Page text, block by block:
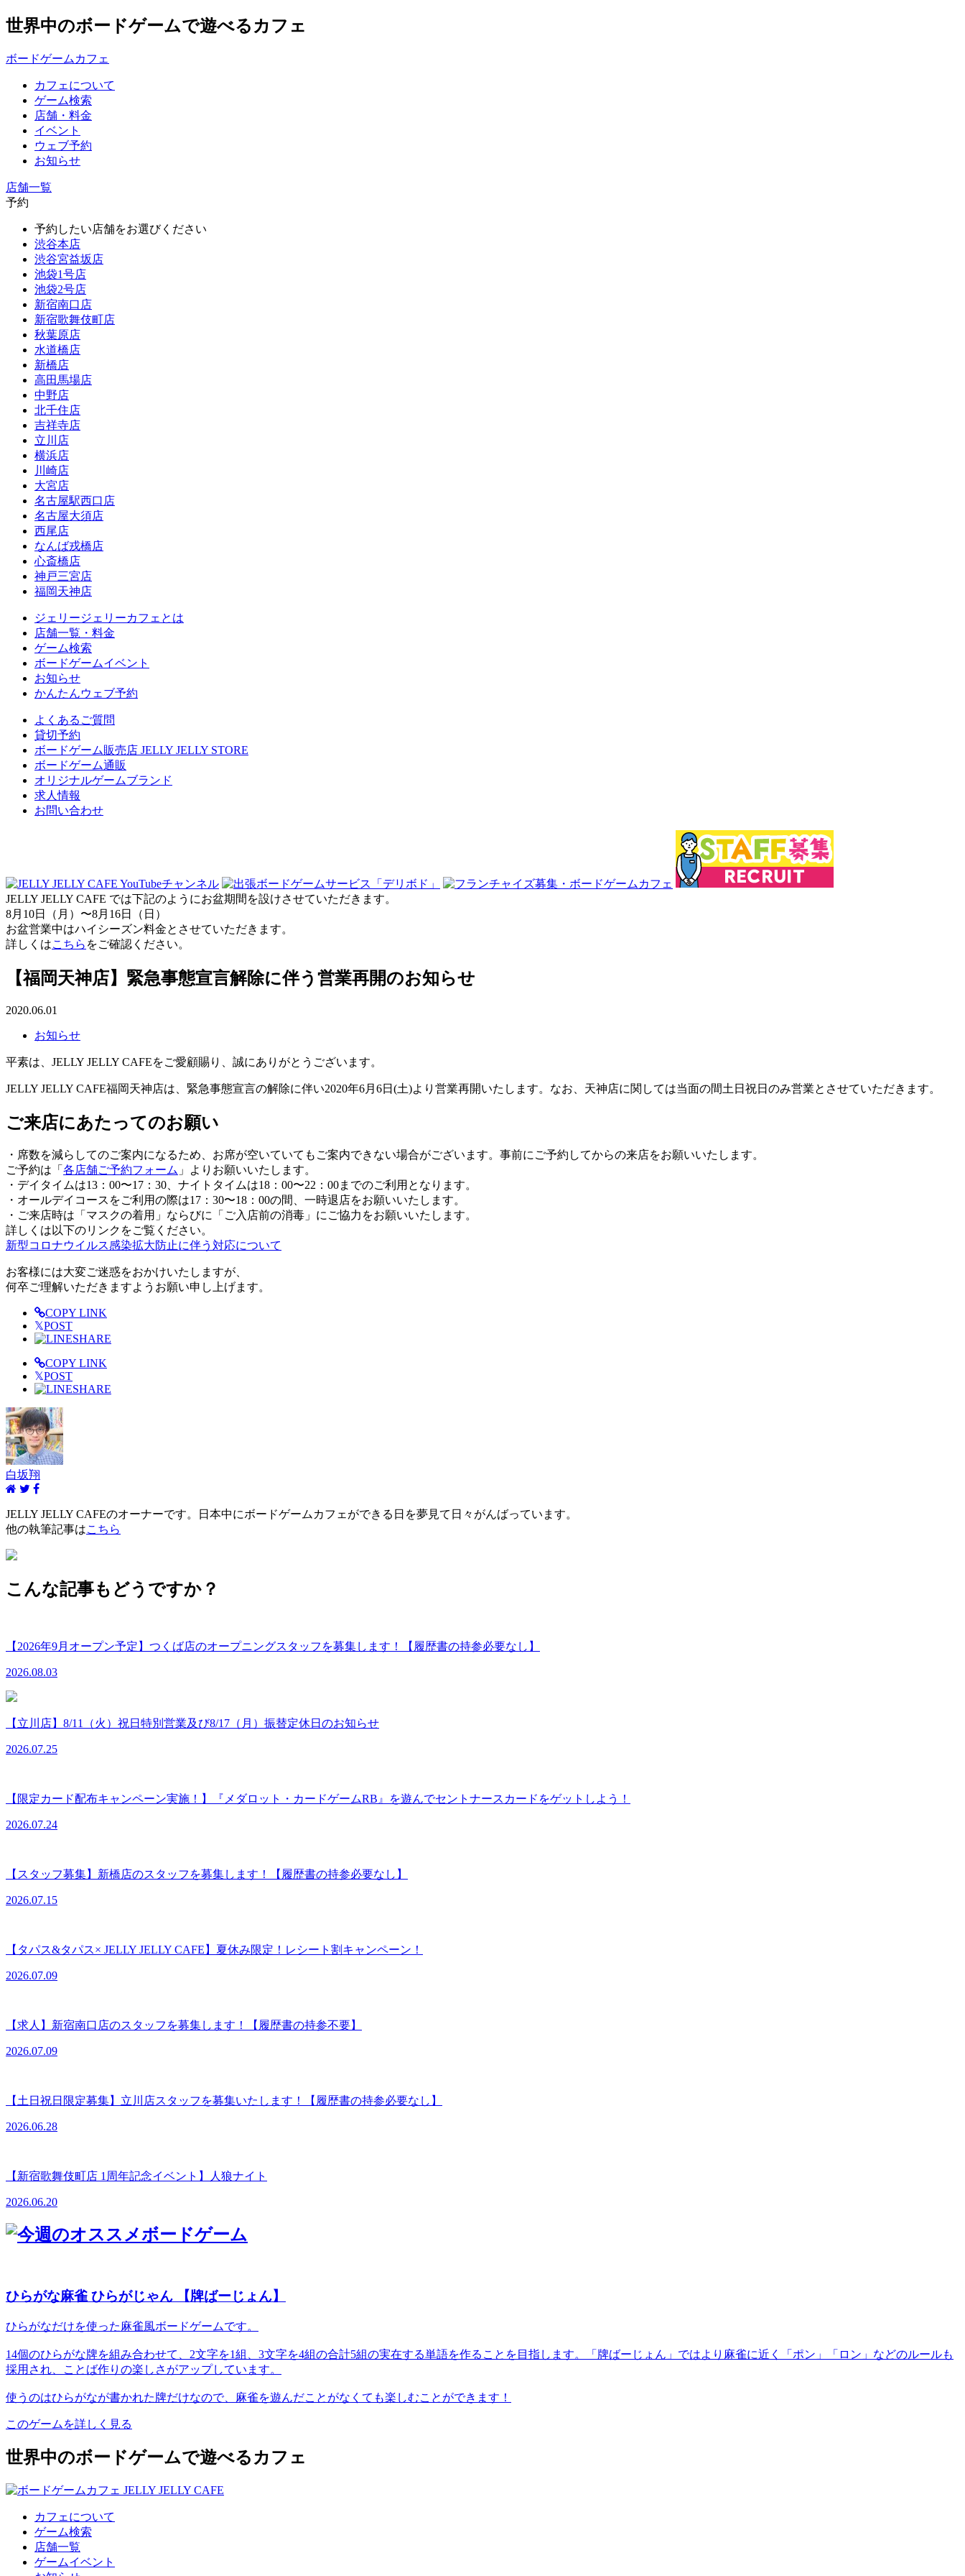
世界中のボードゲームで遊べるカフェ
ボードゲームカフェ
カフェについて
ゲーム検索
店舗・料金
イベント
ウェブ予約
お知らせ
店舗一覧
予約
予約したい店舗をお選びください
渋谷本店
渋谷宮益坂店
池袋1号店
池袋2号店
新宿南口店
新宿歌舞伎町店
秋葉原店
水道橋店
新橋店
高田馬場店
中野店
北千住店
吉祥寺店
立川店
横浜店
川崎店
大宮店
名古屋駅西口店
名古屋大須店
西尾店
なんば戎橋店
心斎橋店
神戸三宮店
福岡天神店
ジェリージェリーカフェとは
店舗一覧・料金
ゲーム検索
ボードゲームイベント
お知らせ
かんたんウェブ予約
よくあるご質問
貸切予約
ボードゲーム販売店 JELLY JELLY STORE
ボードゲーム通販
オリジナルゲームブランド
求人情報
お問い合わせ
JELLY JELLY CAFE では下記のようにお盆期間を設けさせていただきます。
8月10日（月）〜8月16日（日）
お盆営業中はハイシーズン料金とさせていただきます。
詳しくはこちら をご確認ください。
【福岡天神店】緊急事態宣言解除に伴う営業再開のお知らせ
2020.06.01
お知らせ
平素は、JELLY JELLY CAFEをご愛顧賜り、誠にありがとうございます。
JELLY JELLY CAFE福岡天神店は、緊急事態宣言の解除に伴い2020年6月6日(土)より営業再開いたします。なお、天神店に関しては当面の間土日祝日のみ営業とさせていただきます。
ご来店にあたってのお願い
・席数を減らしてのご案内になるため、お席が空いていてもご案内できない場合がございます。事前にご予約してからの来店をお願いいたします。
ご予約は「 各店舗ご予約フォーム 」よりお願いいたします。
・デイタイムは13：00〜17：30、ナイトタイムは18：00〜22：00までのご利用となります。
・オールデイコースをご利用の際は17：30〜18：00の間、一時退店をお願いいたします。
・ご来店時は「マスクの着用」ならびに「ご入店前の消毒」にご協力をお願いいたします。
詳しくは以下のリンクをご覧ください。
新型コロナウイルス感染拡大防止に伴う対応について
お客様には大変ご迷惑をおかけいたしますが、
何卒ご理解いただきますようお願い申し上げます。
COPY LINK
𝕏POST
SHARE
COPY LINK
𝕏POST
SHARE
白坂翔
JELLY JELLY CAFEのオーナーです。日本中にボードゲームカフェができる日を夢見て日々がんばっています。
他の執筆記事はこちら
こんな記事もどうですか？
【2026年9月オープン予定】つくば店のオープニングスタッフを募集します！【履歴書の持参必要なし】
2026.08.03
【立川店】8/11（火）祝日特別営業及び8/17（月）振替定休日のお知らせ
2026.07.25
【限定カード配布キャンペーン実施！】『メダロット・カードゲームRB』を遊んでセントナースカードをゲットしよう！
2026.07.24
【スタッフ募集】新橋店のスタッフを募集します！【履歴書の持参必要なし】
2026.07.15
【タパス&タパス× JELLY JELLY CAFE】夏休み限定！レシート割キャンペーン！
2026.07.09
【求人】新宿南口店のスタッフを募集します！【履歴書の持参不要】
2026.07.09
【土日祝日限定募集】立川店スタッフを募集いたします！【履歴書の持参必要なし】
2026.06.28
【新宿歌舞伎町店 1周年記念イベント】人狼ナイト
2026.06.20
ひらがな麻雀 ひらがじゃん 【牌ばーじょん】
ひらがなだけを使った麻雀風ボードゲームです。
14個のひらがな牌を組み合わせて、2文字を1組、3文字を4組の合計5組の実在する単語を作ることを目指します。「牌ばーじょん」ではより麻雀に近く「ポン」「ロン」などのルールも
採用され、ことば作りの楽しさがアップしています。
使うのはひらがなが書かれた牌だけなので、麻雀を遊んだことがなくても楽しむことができます！
このゲームを詳しく見る
世界中のボードゲームで遊べるカフェ
カフェについて
ゲーム検索
店舗一覧
ゲームイベント